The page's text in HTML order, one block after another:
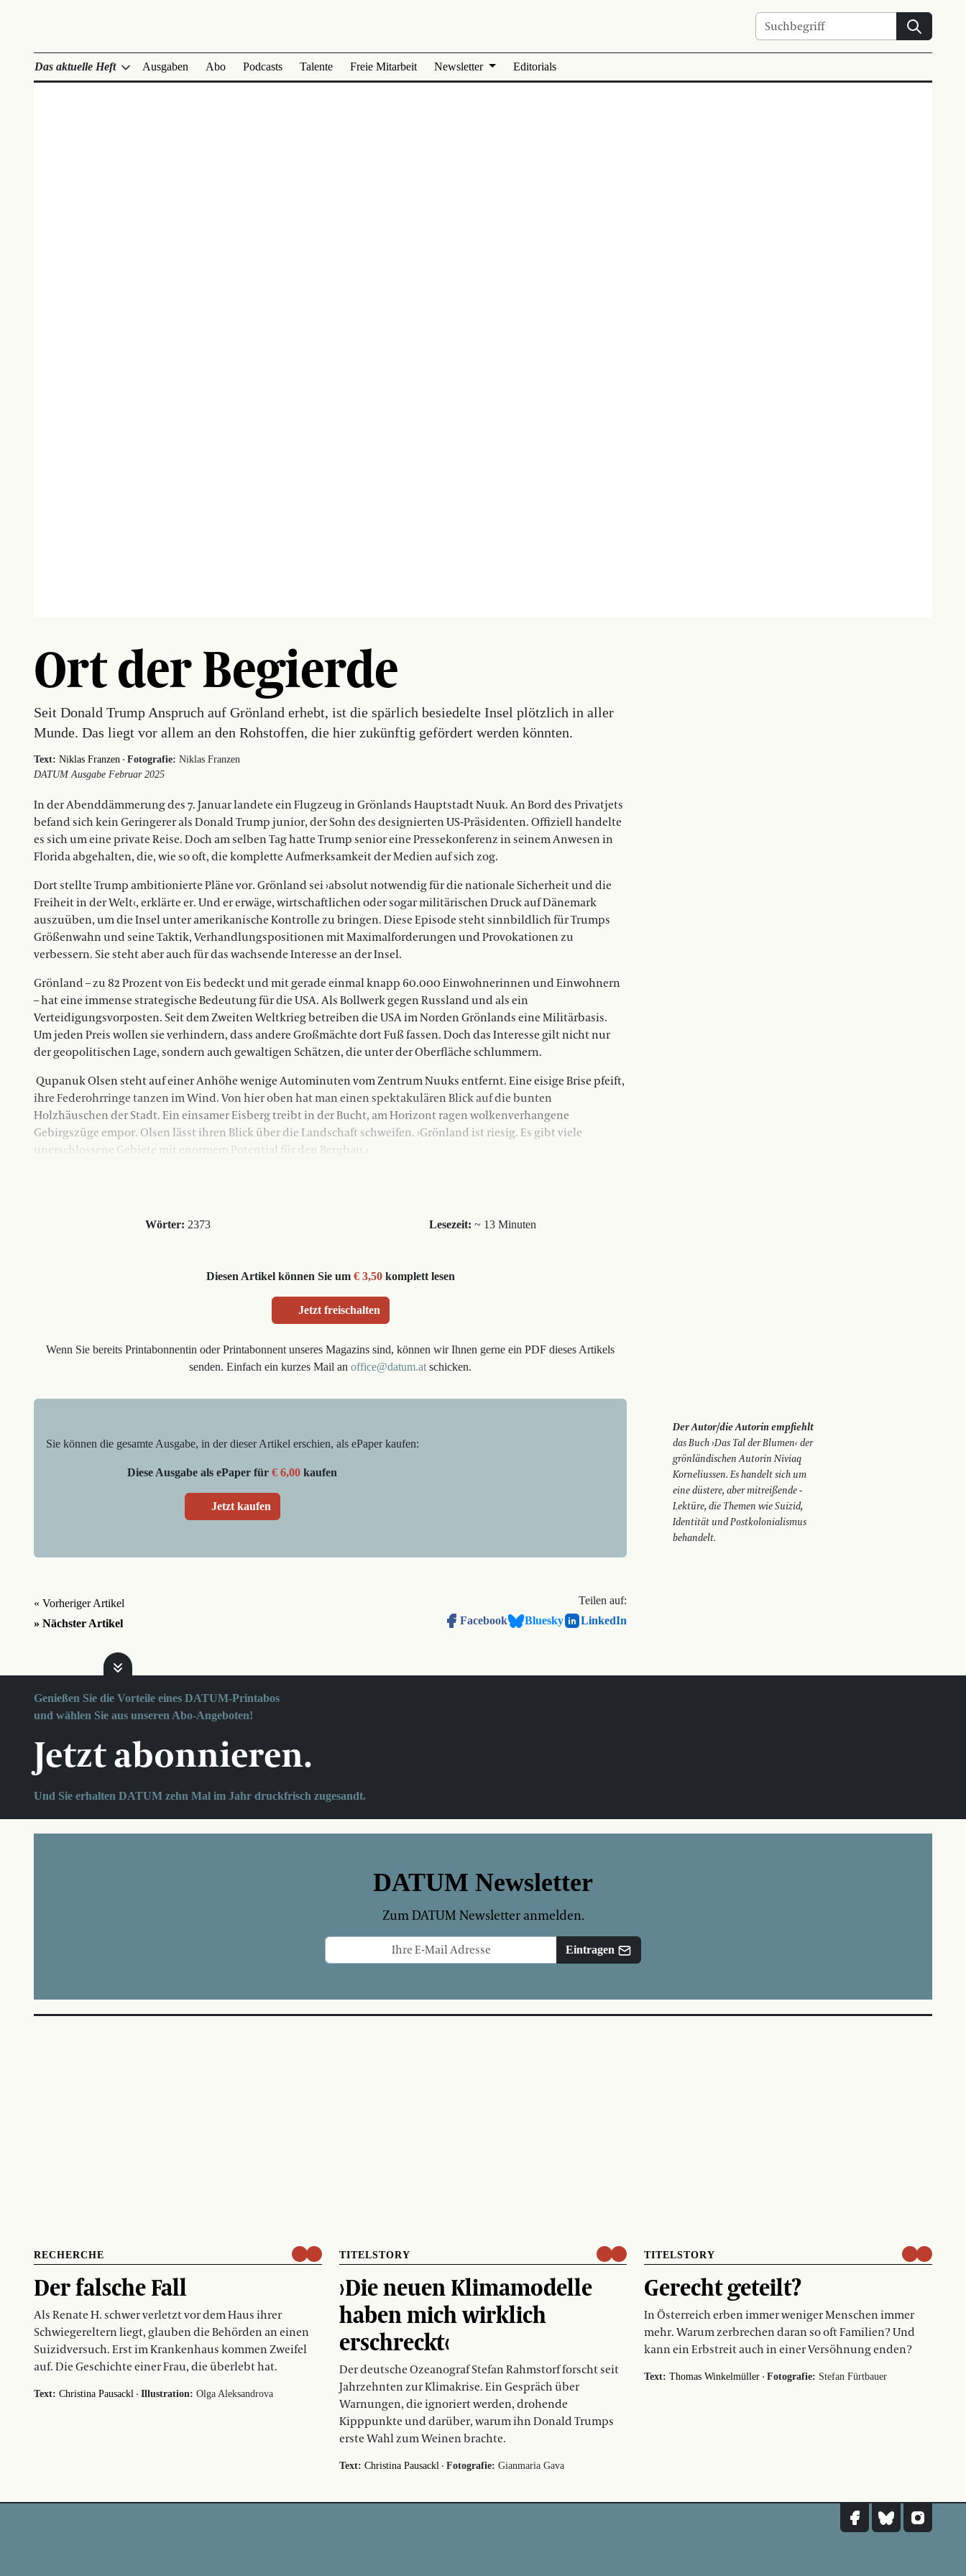
Suchen
Das aktuelle Heft Ausgaben Abo Podcasts Talente Freie Mitarbeit Newsletter Editorials
Ort der Begierde
Seit Donald Trump Anspruch auf Grönland erhebt, ist die spärlich besiedelte Insel plötzlich in aller
Munde. Das liegt vor allem an den Rohstoffen, die hier zukünftig gefördert werden könnten.
Text: Niklas Franzen · Fotografie: Niklas Franzen
DATUM Ausgabe Februar 2025
In der Abenddämmerung des 7. Januar landete ein Flugzeug in Grönlands Hauptstadt Nuuk. An Bord des Privatjets
befand sich kein Geringerer als Donald Trump junior, der Sohn des designierten US-Präsidenten. Offiziell handelte
es sich um eine private Reise. Doch am selben Tag hatte Trump senior eine Pressekonferenz in seinem Anwesen in
Florida abgehalten, die, wie so oft, die komplette Aufmerksamkeit der Medien auf sich zog.
Dort stellte Trump ambitionierte Pläne vor. Grönland sei ›absolut notwendig für die nationale Sicherheit und die
Freiheit in der Welt‹, erklärte er. Und er erwäge, wirtschaftlichen oder sogar militärischen Druck auf Dänemark
auszuüben, um die Insel unter amerikanische Kontrolle zu bringen. Diese Episode steht sinnbildlich für Trumps
Größenwahn und seine Taktik, Verhandlungspositionen mit Maximalforderungen und Provokationen zu
verbessern. Sie steht aber auch für das wachsende Interesse an der Insel.
Grönland – zu 82 Prozent von Eis bedeckt und mit gerade einmal knapp 60.000 Einwohnerinnen und Einwohnern
– hat eine immense strategische Bedeutung für die USA. Als Bollwerk gegen Russland und als ein
Verteidigungsvorposten. Seit dem Zweiten Weltkrieg betreiben die USA im Norden Grönlands eine Militärbasis.
Um jeden Preis wollen sie verhindern, dass andere Großmächte dort Fuß fassen. Doch das Interesse gilt nicht nur
der geopolitischen Lage, sondern auch gewaltigen Schätzen, die unter der Oberfläche schlummern.
Qupanuk Olsen steht auf einer Anhöhe wenige Autominuten vom Zentrum Nuuks entfernt. Eine eisige Brise pfeift,
ihre Federohrringe tanzen im Wind. Von hier oben hat man einen spektakulären Blick auf die bunten
Holzhäuschen der Stadt. Ein einsamer Eisberg treibt in der Bucht, am Horizont ragen wolkenverhangene
Gebirgszüge empor. Olsen lässt ihren Blick über die Landschaft schweifen. ›Grönland ist riesig. Es gibt viele
unerschlossene Gebiete mit enormem Potential für den Bergbau.‹
Wörter: 2373 Lesezeit: ~ 13 Minuten
Diesen Artikel können Sie um € 3,50komplett lesen
Jetzt freischalten
Wenn Sie bereits Printabonnentin oder Printabonnent unseres Magazins sind, können wir Ihnen gerne ein PDF dieses Artikels
senden. Einfach ein kurzes Mail anoffice@datum.at schicken.
Sie können die gesamte Ausgabe, in der dieser Artikel erschien, als ePaper kaufen:
Diese Ausgabe als ePaper für€ 6,00 kaufen
Jetzt kaufen
Der Autor/die Autorin empfiehlt
das Buch ›Das Tal der Blumen‹ der
grönländischen Autorin Niviaq
Korneliussen. Es handelt sich um
eine düstere, aber mitreißende ­
Lektüre, die Themen wie Suizid,
Identität und Postkolonialismus
behandelt.
« Vorheriger Artikel
» Nächster Artikel
Teilen auf:
Facebook
Bluesky LinkedIn
Genießen Sie die Vorteile eines DATUM-Printabos
und wählen Sie aus unseren Abo-Angeboten!
Jetzt abonnieren.
Und Sie erhalten DATUM zehn Mal im Jahr druckfrisch zugesandt.
DATUM Newsletter
Zum DATUM Newsletter anmelden.
Eintragen
RECHERCHE
Der falsche Fall
Als Renate H. schwer verletzt vor dem Haus ihrer
Schwiegereltern liegt, glauben die Behörden an einen
Suizidversuch. Erst im Krankenhaus kommen Zweifel
auf. Die Geschichte einer Frau, die überlebt hat.
Text: Christina Pausackl · Illustration: Olga Aleksandrova
TITELSTORY
›Die neuen Klimamodelle
haben mich wirklich
erschreckt‹
Der deutsche Ozeanograf Stefan Rahmstorf forscht seit
Jahrzehnten zur Klimakrise. Ein Gespräch über
Warnungen, die ignoriert werden, drohende
Kipppunkte und darüber, warum ihn Donald Trumps
erste Wahl zum Weinen brachte.
Text: Christina Pausackl· Fotografie: Gianmaria Gava
TITELSTORY
Gerecht geteilt?
In Österreich erben immer weniger Menschen immer
mehr. Warum zerbrechen daran so oft Familien? Und
kann ein Erbstreit auch in einer Versöhnung enden?
Text: Thomas Winkelmüller ·Fotografie: Stefan Fürtbauer